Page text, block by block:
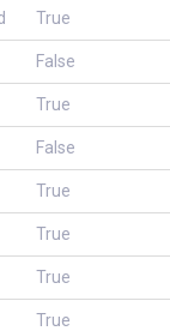
True
False
True
False
True
True
True
True